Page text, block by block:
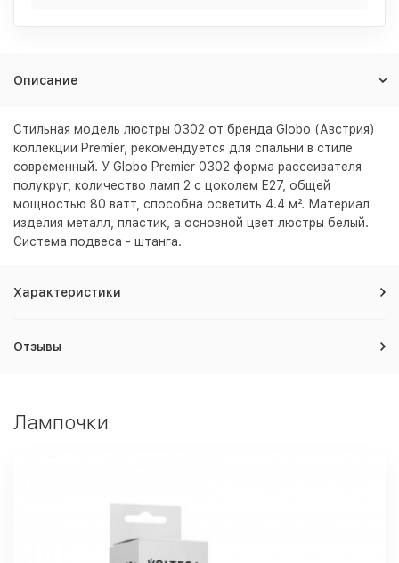
Описание
Стильная модель люстры 0302 от бренда Globo (Австрия)
коллекции Premier, рекомендуется для спальни в стиле
современный. У Globo Premier 0302 форма рассеивателя
полукруг, количество ламп 2 с цоколем E27, общей
мощностью 80 ватт, способна осветить 4.4 м². Материал
изделия металл, пластик, а основной цвет люстры белый.
Система подвеса - штанга.
Характеристики
Отзывы
Лампочки